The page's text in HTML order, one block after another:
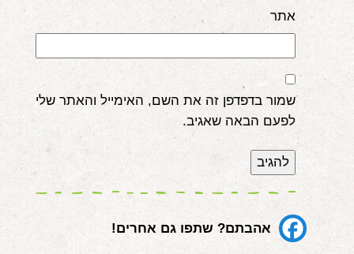
אתר
שמור בדפדפן זה את השם, האימייל והאתר שלי
לפעם הבאה שאגיב.
אהבתם? שתפו גם אחרים!